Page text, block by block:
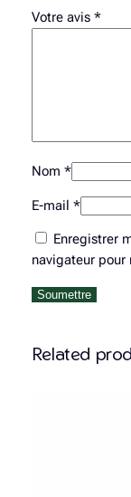
e
Votre avis *
Nom *
E-mail *
Enregistrer
navigateur pour
Related